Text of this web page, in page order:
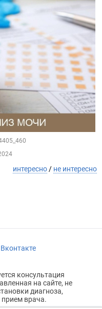
интересно / не интересно
Вконтакте
консультация
на сайте, не
диагноза,
прием врача.